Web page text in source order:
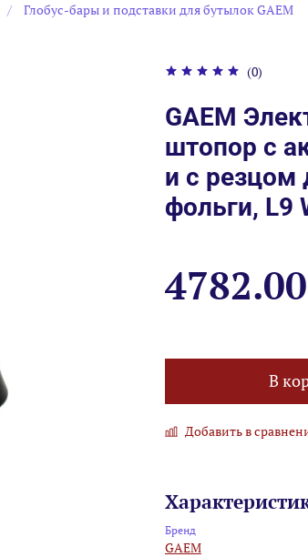
Глобус-бары и подставки для бутылок GAEM
(0)
GAEM
штопор с
и с резцом
фольги, L9
В
Добавить в
Бренд
GAEM